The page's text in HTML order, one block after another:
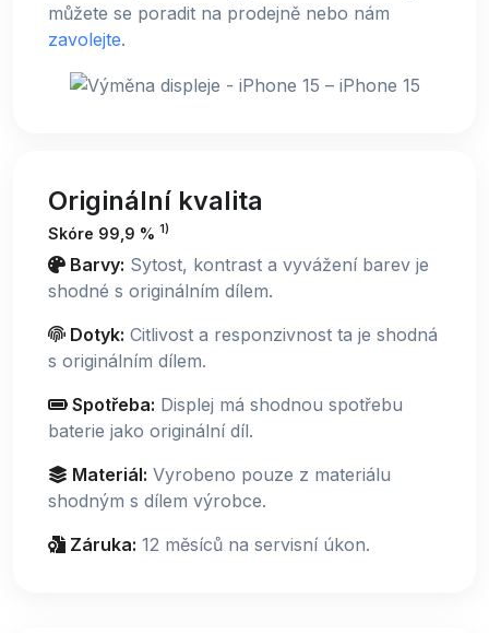
můžete se poradit na prodejně nebo nám
zavolejte.
Originální kvalita
Skóre 99,9 % 1)
Barvy: Sytost, kontrast a vyvážení barev je
shodné s originálním dílem.
Dotyk: Citlivost a responzivnost ta je shodná
s originálním dílem.
Spotřeba: Displej má shodnou spotřebu
baterie jako originální díl.
Materiál: Vyrobeno pouze z materiálu
shodným s dílem výrobce.
Záruka: 12 měsíců na servisní úkon.